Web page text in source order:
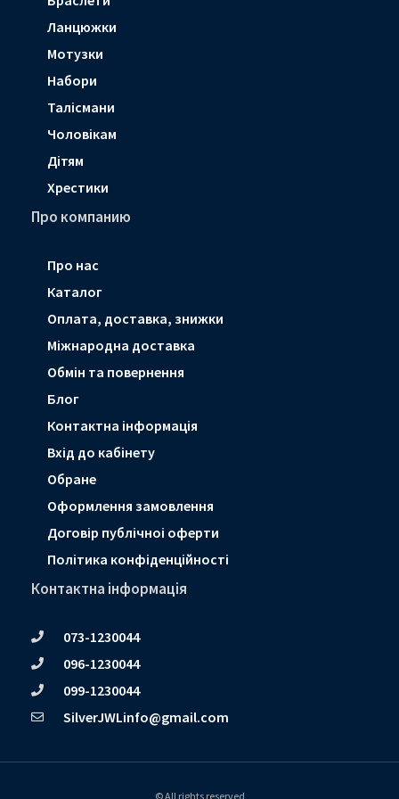
Ланцюжки
Мотузки
Набори
Талісмани
Чоловікам
Дітям
Хрестики
Про компанию
Про нас
Каталог
Оплата, доставка, знижки
Мiжнародна доставка
Обмін та повернення
Блог
Контактна інформація
Вхід до кабінету
Обране
Оформлення замовлення
Договір публічноі оферти
Політика конфіденційності
Контактна інформація
073-1230044
096-1230044
099-1230044
SilverJWLinfo@gmail.com
© All rights reserved